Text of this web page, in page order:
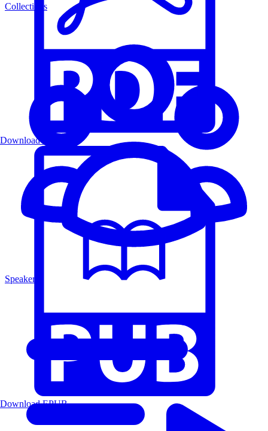
Collections
Speakers
Download PDF
Download EPUB